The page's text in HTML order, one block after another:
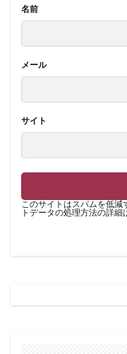
名前
メール
サイト
このサイトはスパムを低減
トデータの処理方法の詳